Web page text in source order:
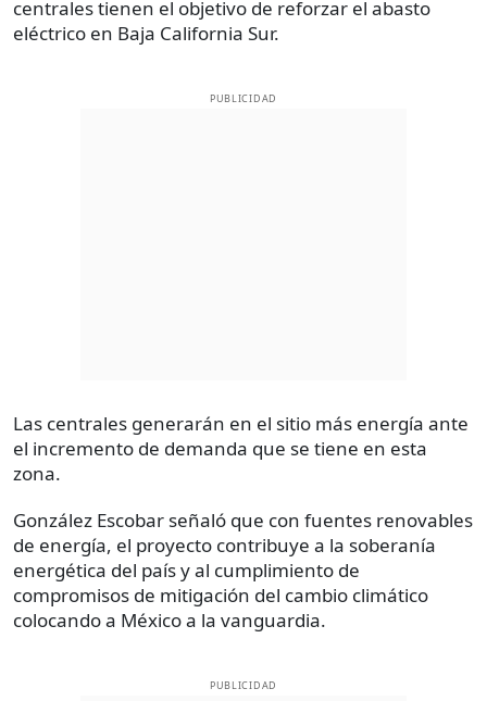
centrales tienen el objetivo de reforzar el abasto
eléctrico en Baja California Sur.
PUBLICIDAD
Las centrales generarán en el sitio más energía ante
el incremento de demanda que se tiene en esta
zona.
González Escobar señaló que con fuentes renovables
de energía, el proyecto contribuye a la soberanía
energética del país y al cumplimiento de
compromisos de mitigación del cambio climático
colocando a México a la vanguardia.
PUBLICIDAD